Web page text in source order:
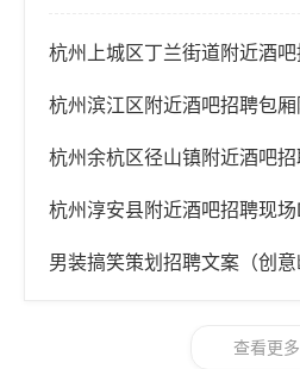
杭州滨江区附近酒吧招聘包
杭州余杭区径山镇附近酒吧
查看更多